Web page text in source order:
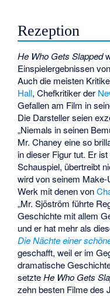
Rezeption
He Who Gets Slapped
Einspielergebnissen
Auch die meisten
Hall, Chefkritiker der
Gefallen am Film in
Die Darsteller seien
„Niemals in seinen
Mr. Chaney eine so
in dieser Figur tut. Er
Schauspiel, übertreibt
wird von seinem Make-
Werk mit denen von
„Mr. Sjöström führte
Geschichte mit allem
und er hat mehr als
Die Nächte einer
geschafft, weil er im
dramatische
setzteHe Who Gets
zehn besten Filme des